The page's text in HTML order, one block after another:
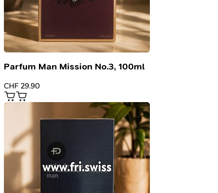
Parfum Man Mission No.3, 100ml
CHF 29.90